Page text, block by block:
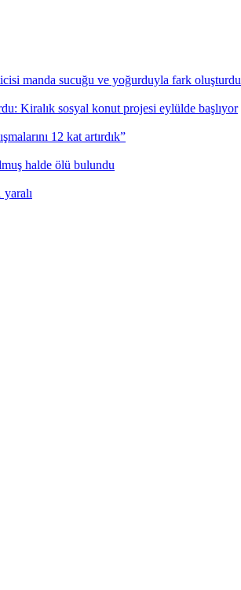
manda sucuğu ve yoğurduyla fark oluşturdu
Kiralık sosyal konut projesi eylülde başlıyor
12 kat artırdık”
halde ölü bulundu